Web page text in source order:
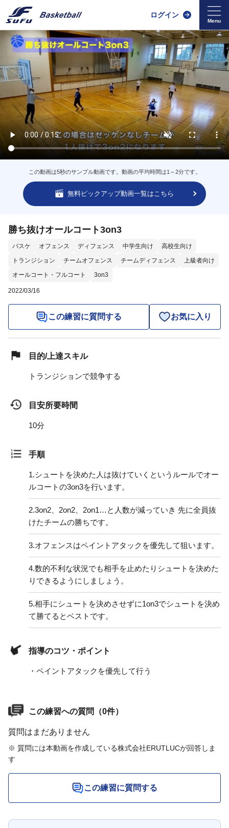
ログイン
この動画は5秒のサンプル動画です。動画の平均時間は1～2分です。
無料ピックアップ動画一覧はこちら
勝ち抜けオールコート3on3
バスケ オフェンス ディフェンス 中学生向け
高校生向け
トランジション
チームオフェンス チームディフェンス
上級者向け
オールコート・フルコート
3on3
2022/03/16
この練習に質問する お気に入り
目的/上達スキル
トランジションで競争する
目安所要時間
10分
手順
1.シュートを決めた人は抜けていくというルールでオー
ルコートの3on3を行います。
2.3on2、2on2、2on1…と人数が減っていき 先に全員抜
けたチームの勝ちです。
3.オフェンスはペイントアタックを優先して狙います。
4.数的不利な状況でも相手を止めたりシュートを決めた
りできるようにしましょう。
5.相手にシュートを決めさせずに1on3でシュートを決め
て勝てるとベストです。
指導のコツ・ポイント
・ペイントアタックを優先して行う
この練習への質問（0件）
質問はまだありません
※ 質問には本動画を作成している株式会社ERUTLUCが回答しま
す
この練習に質問する